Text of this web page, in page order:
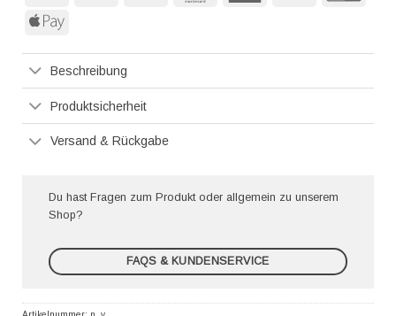
Apple
Beschreibung
Produktsicherheit
Versand & Rückgabe
Du hast Fragen zum Produkt oder allgemein zu unserem
Shop?
FAQS & KUNDENSERVICE